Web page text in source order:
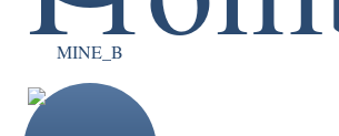
MINE_B